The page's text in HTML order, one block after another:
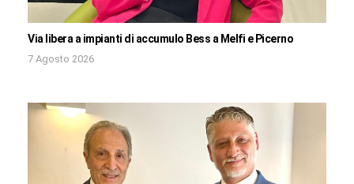
Via libera a impianti di accumulo Bess a Melfi e Picerno
7 Agosto 2026